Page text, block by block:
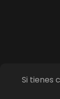
Si tienes